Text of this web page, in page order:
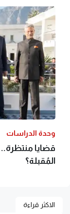
وحدة الدراسات
قضايا
المُقبلة؟
الاكثر قراءة